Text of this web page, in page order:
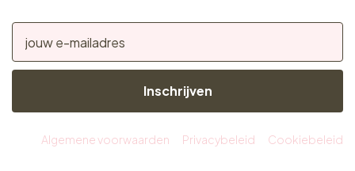
Inschrijven
Algemene voorwaarden Privacybeleid Cookiebeleid